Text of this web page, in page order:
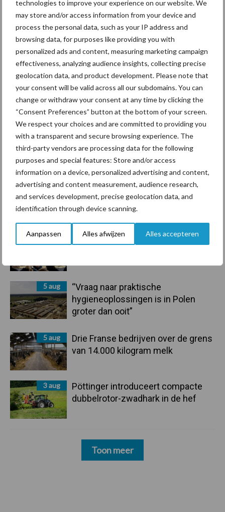
technologies to improve your experience on our website. We
may store and/or access information from your device and
process the personal data, such as your IP address and
browsing data, for purposes like providing you with
personalized ads and content, measuring marketing campaign
effectiveness, analyzing audience insights, collecting precise
geolocation data, and product development. Please note that
your consent will be valid across all our subdomains. You can
change or withdraw your consent at any time by clicking the
“Consent Preferences” button at the bottom of your screen.
We respect your choices and are committed to providing you
with a transparent and secure browsing experience. The
third-party vendors are processing data for the following
purposes and special features: Store and/or access
information on a device, personalized advertising and content,
advertising and content measurement, audience research,
and services development, precise geolocation data, and
identification through device scanning.
Aanpassen Alles afwijzen Alles accepteren
Primaire
Sidebar
Recent nieuws Partner nieuws
6 aug
ForFarmers ziet volume en
marktaandeel groeien in krimpende
Nederlandse markt
6 aug
Tien praktische tips voor een
5 aug
“Vraag naar praktische
hygieneoplossingen is in Polen
groter dan ooit”
5 aug
Drie Franse bedrijven over de grens
van 14.000 kilogram melk
3 aug
Pöttinger introduceert compacte
dubbelrotor-zwadhark in de hef
Toon meer
Mastitis Hittestress
Toon meer